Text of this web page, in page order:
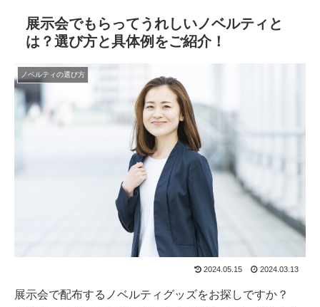
展示会でもらってうれしいノベルティと
は？選び方と具体例をご紹介！
ノベルティの選び方
2024.05.15 2024.03.13
展示会で配布するノベルティグッズをお探しですか？